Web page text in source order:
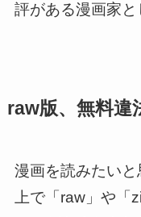
評がある漫画家と
raw版、無料違
漫画を読みたい
上で「raw」や